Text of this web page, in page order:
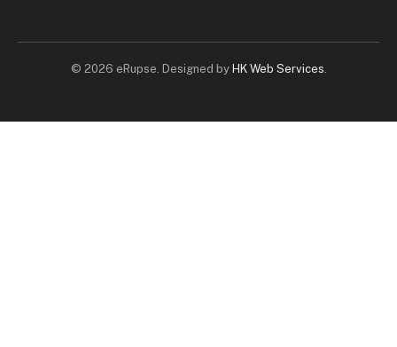
© 2026 eRupse. Designed by HK Web Services.